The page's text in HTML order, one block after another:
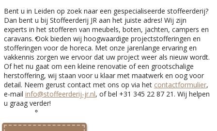
Meubelstofferingen
Bent u in Leiden op zoek naar een gespecialiseerde stoffeerderij?
Dan bent u bij Stoffeerderij JR aan het juiste adres! Wij zijn
experts in het stofferen van meubels, boten, jachten, campers en
caravans. Ook bieden wij hoogwaardige projectstofferingen en
stofferingen voor de horeca. Met onze jarenlange ervaring en
vakkennis zorgen we ervoor dat uw project weer als nieuw wordt.
Of het nu gaat om een kleine renovatie of een grootschalige
herstoffering, wij staan voor u klaar met maatwerk en oog voor
detail. Neem gerust contact met ons op via het contactformulier,
e-mail info@stoffeerderij-jr.nl, of bel +31 345 22 87 21. Wij helpen
u graag verder!